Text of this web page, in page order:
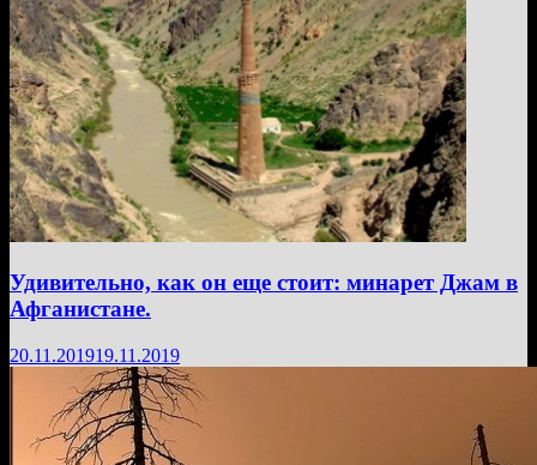
Удивительно, как он еще стоит: минарет Джам в
Афганистане.
20.11.201919.11.2019